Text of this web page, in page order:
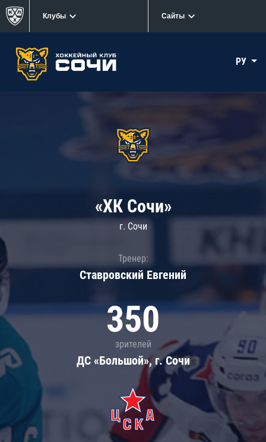
Клубы Сайты
РУ
«ХК Сочи»
г. Сочи
Тренер:
Ставровский Евгений
350
зрителей
ДС «Большой», г. Сочи